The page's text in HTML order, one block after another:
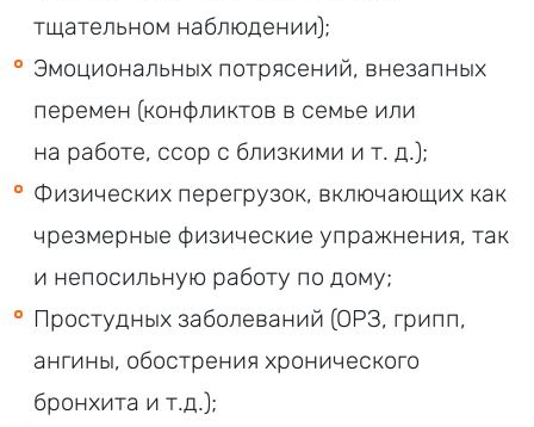
тщательном наблюдении);
Эмоциональных потрясений, внезапных
перемен (конфликтов в семье или
на работе, ссор с близкими и т. д.);
Физических перегрузок, включающих как
чрезмерные физические упражнения, так
и непосильную работу по дому;
Простудных заболеваний (ОРЗ, грипп,
ангины, обострения хронического
бронхита и т.д.);